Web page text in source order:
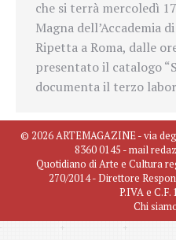
che si terrà mercoledì
Magna dell’Accademia
Ripetta a Roma, dalle
presentato il catalogo
documenta il terzo
© 2026 ARTEMAGAZINE - via
8360 0145 - mail
Quotidiano di Arte e Cultura
270/2014 - Direttore
P.IVA e C.F.
Chi